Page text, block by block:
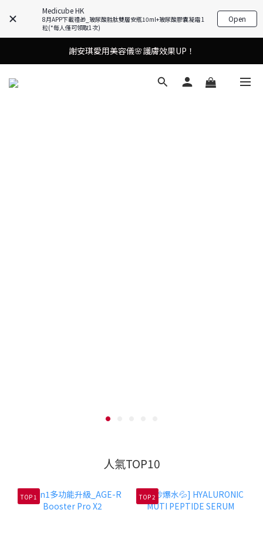
Medicube HK
8月APP下載禮🎁_玻尿酸胜肽雙層安瓶10ml+玻尿酸膠囊凝霜 1
粒(*每人僅可領取1次)
Open
謝安琪愛用美容儀🌸護膚效果UP！
謝安琪愛用美容儀🌸護膚效果UP！
油痘肌救星💧玻尿酸58% OFF活動中！
人氣TOP10
TOP 1 TOP 2